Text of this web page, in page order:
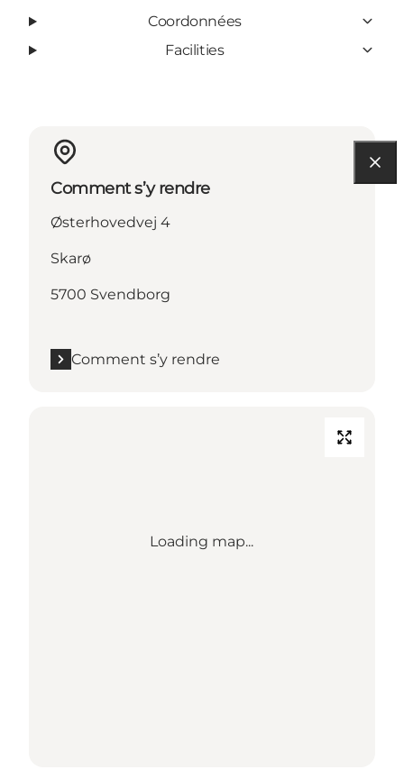
Coordonnées
Facilities
Comment s’y rendre
Østerhovedvej 4
Skarø
5700 Svendborg
Comment s’y rendre
Loading map...